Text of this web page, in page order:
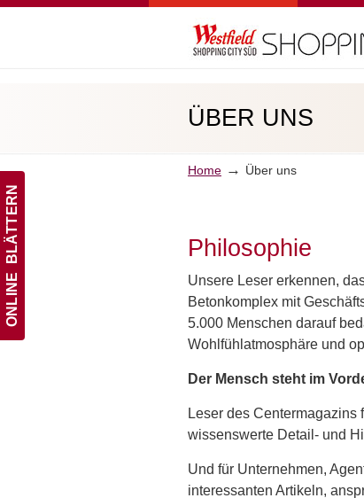
ONLINE BLÄTTERN
Navigation
ÜBER UNS
Home → Über uns
Philosophie
Unsere Leser erkennen,
Betonkomplex mit
5.000 Menschen darauf
Wohlfühlatmosphäre und
Der Mensch steht im
Leser des
wissenswerte Detail- und
Und für Unternehmen,
interessanten Artikeln,